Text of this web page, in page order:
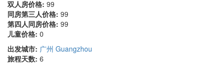
双人房价格: 99
同房第三人价格: 99
第四人同房价格: 99
儿童价格: 0
出发城市: 广州 Guangzhou
旅程天数: 6